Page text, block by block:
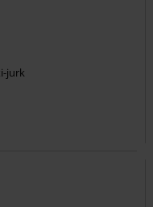
jurk